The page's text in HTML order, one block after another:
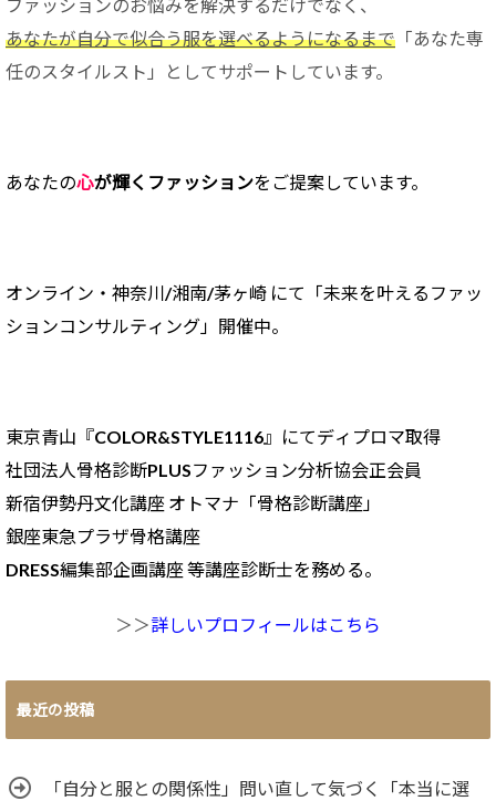
ファッションのお悩みを解決するだけでなく、
あなたが自分で似合う服を選べるようになるまで 「あなた専
任のスタイルスト」としてサポートしています。
あなたの心が輝くファッションをご提案しています。
オンライン・神奈川/湘南/茅ヶ崎 にて「未来を叶えるファッ
ションコンサルティング」開催中。
東京青山『COLOR&STYLE1116』にてディプロマ取得
社団法人骨格診断PLUSファッション分析協会正会員
新宿伊勢丹文化講座 オトマナ「骨格診断講座」
銀座東急プラザ骨格講座
DRESS編集部企画講座 等講座診断士を務める。
＞＞詳しいプロフィールはこちら
最近の投稿
「自分と服との関係性」問い直して気づく「本当に選